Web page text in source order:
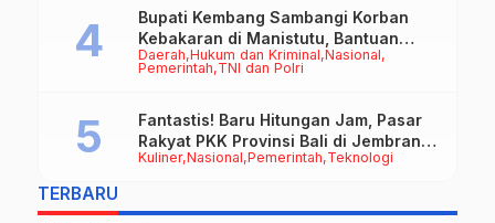
Daerah Hukum dan Kriminal Nasional
Pemerintah TNI dan Polri
Bupati Kembang Sambangi Korban
Kebakaran di Manistutu, Bantuan
Disalurkan untuk Ringankan Beban
Kuliner Nasional Pemerintah Teknologi
Fantastis! Baru Hitungan Jam, Pasar
Rakyat PKK Provinsi Bali di Jembrana
Raup Omzet Ratusan Juta
TERBARU